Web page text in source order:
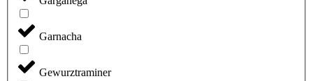
Garnacha
Gewurztraminer